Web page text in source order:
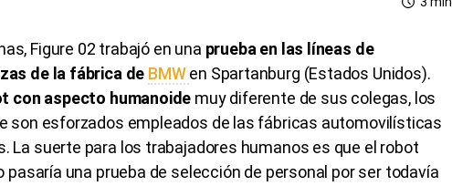
Figure 02 trabajó en una prueba en las líneas de
de la fábrica de BMWen Spartanburg (Estados Unidos).
con aspecto humanoide muy diferente de sus colegas, los
son esforzados empleados de las fábricas automovilísticas
La suerte para los trabajadores humanos es que el robot
pasaría una prueba de selección de personal por ser todavía